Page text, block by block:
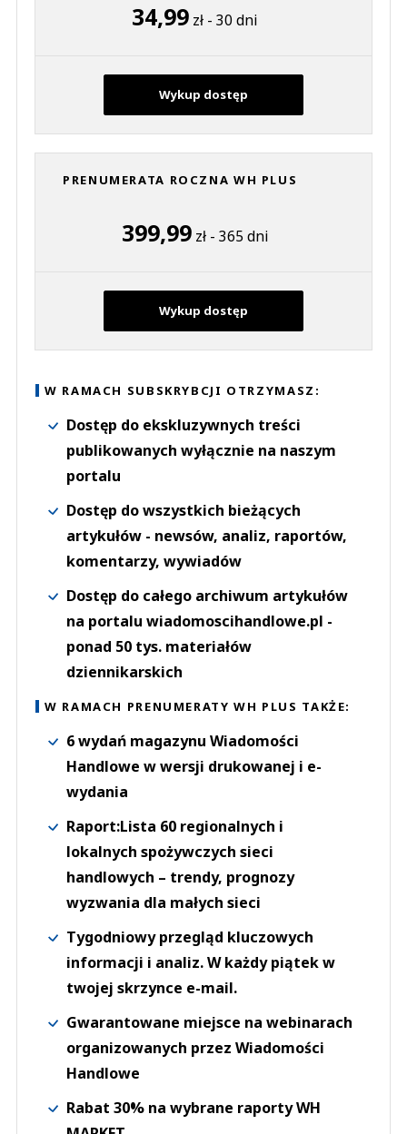
34,99 zł - 30 dni
Wykup dostęp
PRENUMERATA ROCZNA WH PLUS
399,99zł - 365 dni
Wykup dostęp
W RAMACH SUBSKRYBCJI OTRZYMASZ:
Dostęp do ekskluzywnych treści
publikowanych wyłącznie na naszym
portalu
Dostęp do wszystkich bieżących
artykułów - newsów, analiz, raportów,
komentarzy, wywiadów
Dostęp do całego archiwum artykułów
na portalu wiadomoscihandlowe.pl -
ponad 50 tys. materiałów
dziennikarskich
W RAMACH PRENUMERATY WH PLUS TAKŻE:
6 wydań magazynu Wiadomości
Handlowe w wersji drukowanej i e-
wydania
Raport:Lista 60 regionalnych i
lokalnych spożywczych sieci
handlowych – trendy, prognozy
wyzwania dla małych sieci
Tygodniowy przegląd kluczowych
informacji i analiz. W każdy piątek w
twojej skrzynce e-mail.
Gwarantowane miejsce na webinarach
organizowanych przez Wiadomości
Handlowe
Rabat 30% na wybrane raporty WH